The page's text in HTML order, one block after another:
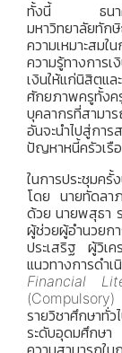
ทั้งนี้ ธนาคารแ
มหาวิทยาลัยทัก
ความเหมาะสมใ
ความรู้ทางการ
เงินให้แก่นิสิตแ
ศักยภาพครูทั้ง
บุคลากรที่สามา
อันจะนำไปสู่การ
ปัญหาหนี้ครัวเรื
ในการประชุมค
โดย นายทัดลา
ด้วย นายพสุธา
ผู้ช่วยผู้อำนวยก
ประเสริฐ ผู้วิเค
แนวทางการดำ
Financial
รายวิชาศึกษาทั่
ระดับอุดมศึกษา
ความสามารถใน